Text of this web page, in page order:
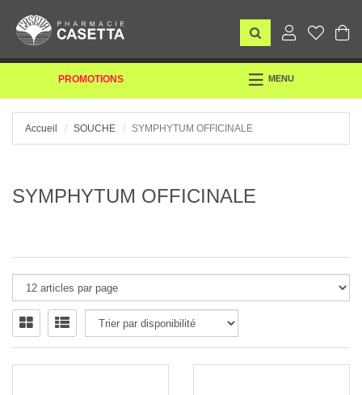
PROMOTIONS
TOGGLE
MENU
Accueil SOUCHE SYMPHYTUM OFFICINALE
SYMPHYTUM OFFICINALE